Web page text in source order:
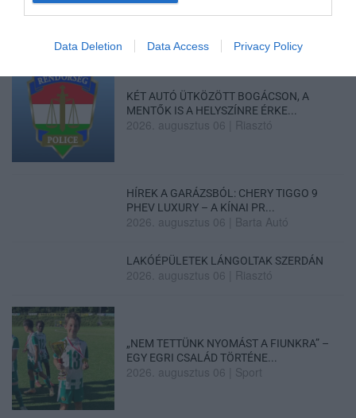
Data Deletion Data Access Privacy Policy
KÉT AUTÓ ÜTKÖZÖTT BOGÁCSON, A
MENTŐK IS A HELYSZÍNRE ÉRKE...
2026. augusztus 06 Riasztó
HÍREK A GARÁZSBÓL: CHERY TIGGO 9
PHEV LUXURY – A KÍNAI PR...
2026. augusztus 06 Barta Autó
LAKÓÉPÜLETEK LÁNGOLTAK SZERDÁN
2026. augusztus 06 Riasztó
„NEM TETTÜNK NYOMÁST A FIUNKRA” –
EGY EGRI CSALÁD TÖRTÉNE...
2026. augusztus 06 Sport